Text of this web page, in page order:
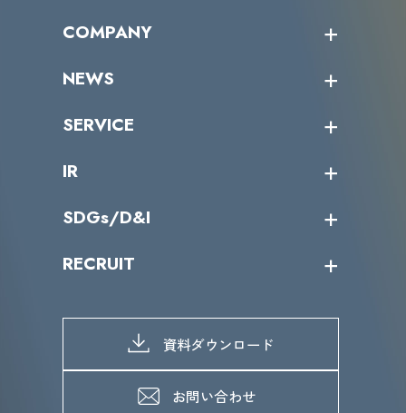
受講者の声
COMPANY
トップメッセージ
ミッション／ビジョン
パートナー企業一覧
NEWS
サイバーニュース
SERVICE
カテゴリー別サービス一覧
IR
IRカレンダー
IRライブラリー
よくあるご質問
SDGs/D&I
当グループのマテリアリティ
SDGs推進体制
D&Iの取り組み
RECRUIT
募集職種一覧
メッセージ
メンバーインタビュー
資料ダウンロード
お問い合わせ